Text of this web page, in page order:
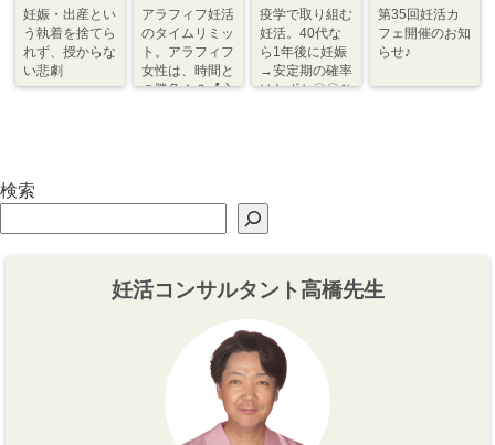
妊娠・出産とい
う執着を捨てら
れず、授からな
い悲劇
アラフィフ妊活
のタイムリミッ
ト。アラフィフ
女性は、時間と
の勝負！？【心
疫学で取り組む
妊活。40代な
ら1年後に妊娠
→安定期の確率
はわずか〇〇％
第35回妊活カ
フェ開催のお知
らせ♪
検索
妊活コンサルタント高橋先生